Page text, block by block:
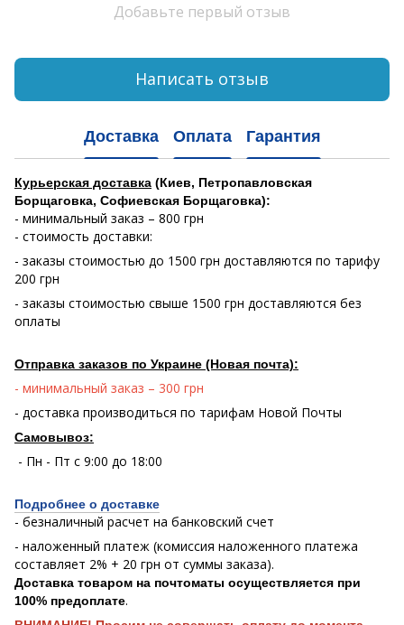
Добавьте первый отзыв
Написать отзыв
Доставка Оплата Гарантия
Курьерская доставка (Киев, Петропавловская
Борщаговка, Софиевская Борщаговка):
- минимальный заказ – 800 грн
- стоимость доставки:
- заказы стоимостью до 1500 грн доставляются по тарифу
200 грн
- заказы стоимостью свыше 1500 грн доставляются без
оплаты
Отправка заказов по Украине (Новая почта):
- минимальный заказ – 300 грн
- доставка производиться по тарифам Новой Почты
Самовывоз:
- Пн - Пт с 9:00 до 18:00
Подробнее о доставке
- безналичный расчет на банковский счет
- наложенный платеж (комиссия наложенного платежа
составляет 2% + 20 грн от суммы заказа).
Доставка товаром на почтоматы осуществляется при
100% предоплате.